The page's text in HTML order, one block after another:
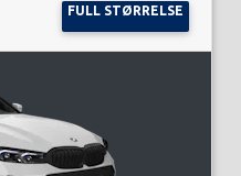
FULL STØRRELSE